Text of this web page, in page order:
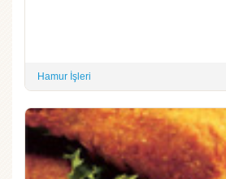
Hamur İşleri